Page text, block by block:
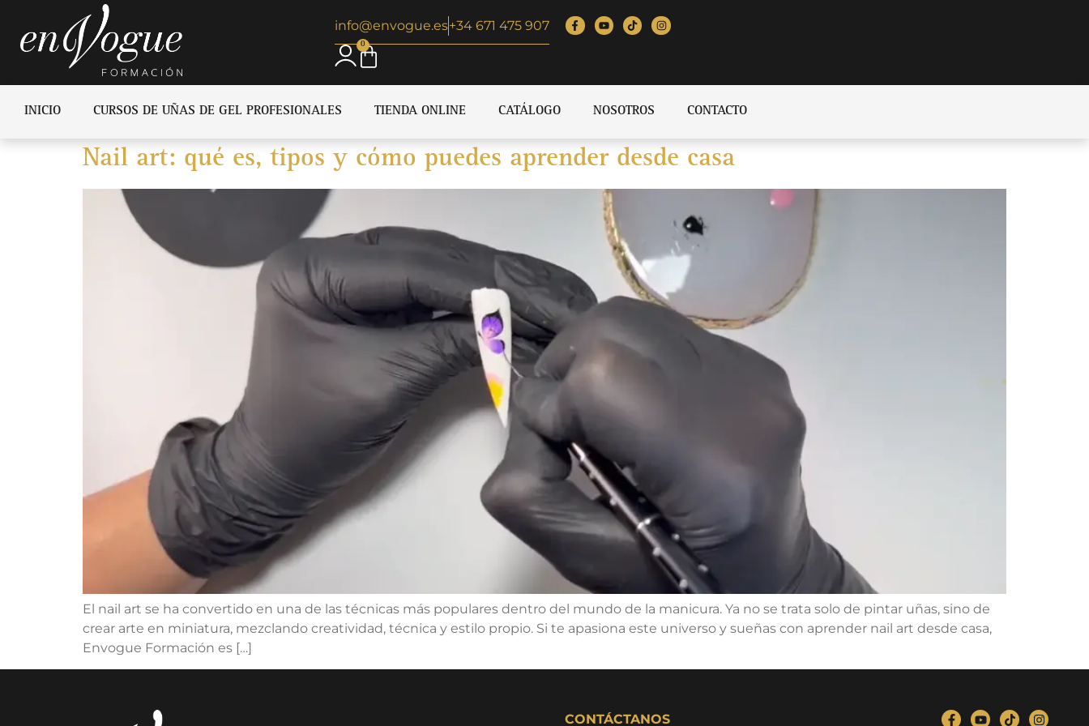
info@envogue.es+34 671 475 907
0
INICIO CURSOS DE UÑAS DE GEL PROFESIONALES TIENDA ONLINE CATÁLOGO NOSOTROS CONTACTO
Nail art: qué es, tipos y cómo puedes aprender desde casa
El nail art se ha convertido en una de las técnicas más populares dentro del mundo de la manicura. Ya no se trata solo de pintar uñas, sino de
crear arte en miniatura, mezclando creatividad, técnica y estilo propio. Si te apasiona este universo y sueñas con aprender nail art desde casa,
Envogue Formación es […]
CONTÁCTANOS